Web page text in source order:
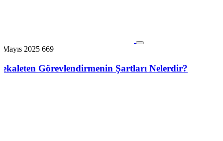
Mayıs 2025 669
Görevlendirmenin Şartları Nelerdir?